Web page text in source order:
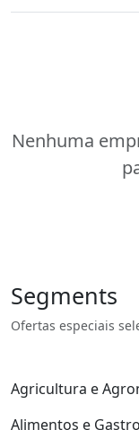
Nenhuma
Segments
Ofertas especiais
Agricultura e
Alimentos e